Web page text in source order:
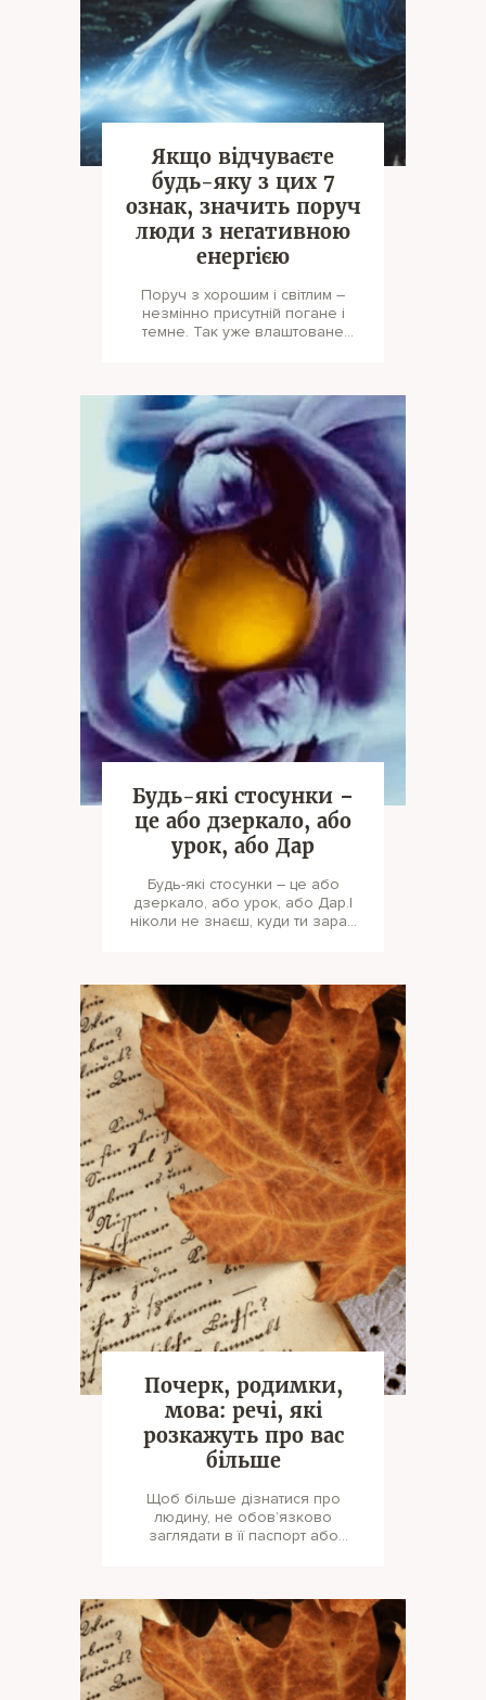
Якщо відчуваєте
будь-яку з цих 7
ознак, значить поруч
люди з негативною
енергією
Поруч з хорошим і світлим –
незмінно присутній погане і
темне. Так уже влаштоване
Будь-які стосунки –
це або дзеркало, або
урок, або Дар
Будь-які стосунки – це або
дзеркало, або урок, або Дар.І
ніколи не знаєш, куди ти зараз
Почерк, родимки,
мова: речі, які
розкажуть про вас
більше
Щоб більше дізнатися про
людину, не обов’язково
заглядати в її паспорт або